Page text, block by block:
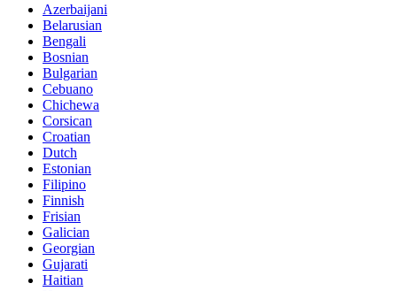
Azerbaijani
Belarusian
Bengali
Bosnian
Bulgarian
Cebuano
Chichewa
Corsican
Croatian
Dutch
Estonian
Filipino
Finnish
Frisian
Galician
Georgian
Gujarati
Haitian